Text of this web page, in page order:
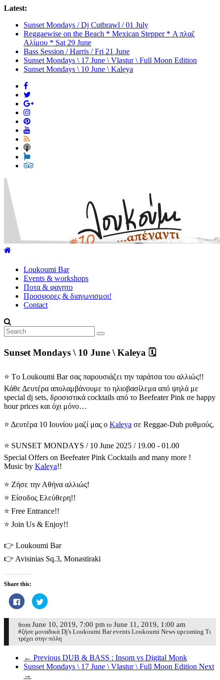
Latest:
Sunset Mondays / Dj Cutbrawl / 01 July
Reggaewise on the Beach * Mexican Stepper * Α πλαζ
Αλίμου * Sat 29 June
Bass Session / Harris / Fri 21 June
Sunset Mondays \ 17 June \ Vlastur \ Full Moon Edition
Sunset Mondays \ 10 June \ Kaleya
Loukoumi
Bar
explore
world
Loukoumi Bar
Events & workshops
Ποτα & φαγητο
Προσφορες & διαγωνισμοι!
Contact
Sunset Mondays \ 10 June \ Kaleya 🗓
⭐️ Tο Loukoumi Bar σας παρουσιάζει την ταράτσα του αλλιώς!!
Κάθε Δευτέρα απολαμβάνουμε το ηλιοβασίλεμα από ψηλά με
special dj sets, δροσιστικά cocktails από το Beefeater Pink σe happy
hour prices και όχι μόνο…
⭐️ Δευτέρα 10 Ιουνίου μαζί μας ο Kaleya σε Reggae-Dub ρυθμούς.
⭐️ SUNSET MONDAYS / 10 June 2025 / 19.00 - 01.00
Special Offers on Beefeater Pink Cocktails and many more !
Music by Kaleya!!
⭐️ Ζήσε την Αθήνα αλλιώς!
⭐️ Eίσοδος Eλεύθερη!!
⭐️ Free Entrance!!
⭐️ Join Us & Enjoy!!
👉 Loukoumi Bar
👉 Avisinias Sq.3, Monastiraki
Share this:
Click
to
share
Facebook
(Opens
in
new
Click
to
Twitter
(Opens
in
new
from June 10, 2019, 7:00 pm to June 11, 2019, 1:00 am
#ζήσε μοναδικά Dj's Loukoumi Bar events Loukoumi News upcoming Τι
τρέχει στην πόλη
← Previous DUB & BASS : Insom vs Digital Monk
Sunset Mondays \ 17 June \ Vlastur \ Full Moon Edition Next
→